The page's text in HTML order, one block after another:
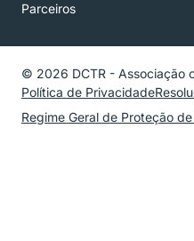
Parceiros
© 2026 DCTR - Associação
Política de Privacidade
Regime Geral de Proteção